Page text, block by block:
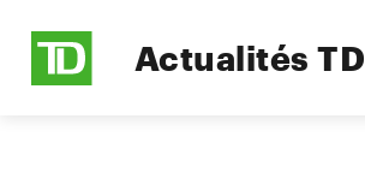
Actualités TD